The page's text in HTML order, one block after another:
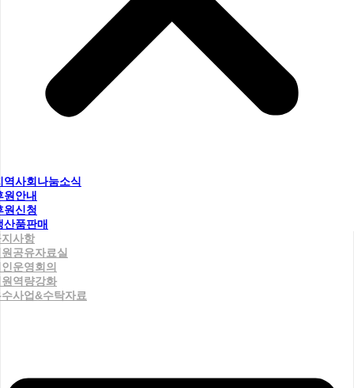
역사회나눔소식
원안내
원신청
산품판매
사항
공유자료실
운영회의
역량강화
사업&수탁자료